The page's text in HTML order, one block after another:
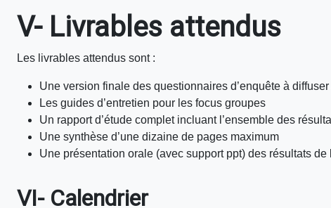
V- Livrables attendus
Les livrables attendus sont :
Une version finale des questionnaires d’enquête à
Les guides d’entretien pour les focus groupes
Un rapport d’étude complet incluant l’ensemble des
Une synthèse d’une dizaine de pages maximum
Une présentation orale (avec support ppt) des résultats de
VI- Calendrier